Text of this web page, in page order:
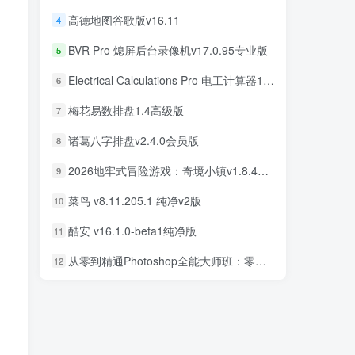
4 高德地图谷歌版v16.11
5 BVR Pro 熄屏后台录像机v17.0.95专业版
6 Electrical Calculations Pro 电工计算器11.0.5专业版
7 梅花易数排盘1.4高级版
8 诸葛八字排盘v2.4.0会员版
9 2026地牢式冒险游戏：奇境小镇v1.8.411完美版
10 菜鸟 v8.11.205.1 纯净v2版
11 酷安 v16.1.0-beta1纯净版
12 从零到精通Photoshop全能大师班：零基础学PS，直通商业设计变现
4 高德地图谷歌版v16.11
5 BVR Pro 熄屏后台录像机v17.0.95专业版
6 Electrical Calculations Pro 电工计算器11.0.5专业版
7 梅花易数排盘1.4高级版
8 诸葛八字排盘v2.4.0会员版
9 2026地牢式冒险游戏：奇境小镇v1.8.411完美版
10 菜鸟 v8.11.205.1 纯净v2版
11 酷安 v16.1.0-beta1纯净版
12 从零到精通Photoshop全能大师班：零基础学PS，直通商业设计变现